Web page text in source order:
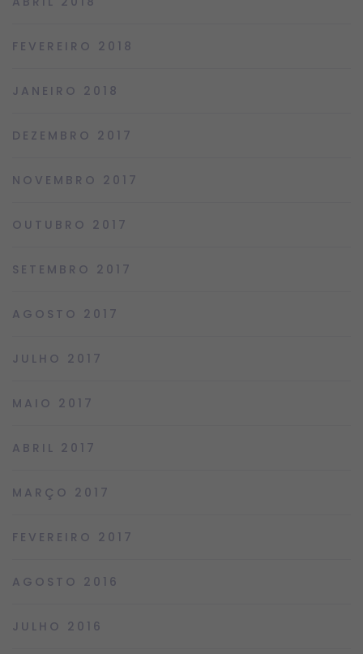
FEVEREIRO 2018
JANEIRO 2018
DEZEMBRO 2017
NOVEMBRO 2017
OUTUBRO 2017
SETEMBRO 2017
AGOSTO 2017
JULHO 2017
MAIO 2017
ABRIL 2017
MARÇO 2017
FEVEREIRO 2017
AGOSTO 2016
JULHO 2016